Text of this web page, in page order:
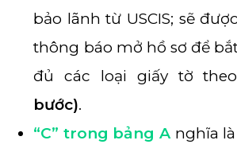
bảo lãnh từ USCIS; sẽ
thông báo mở hồ sơ để
đủ các loại giấy tờ
bước).
“C” trong bảng Anghĩa là